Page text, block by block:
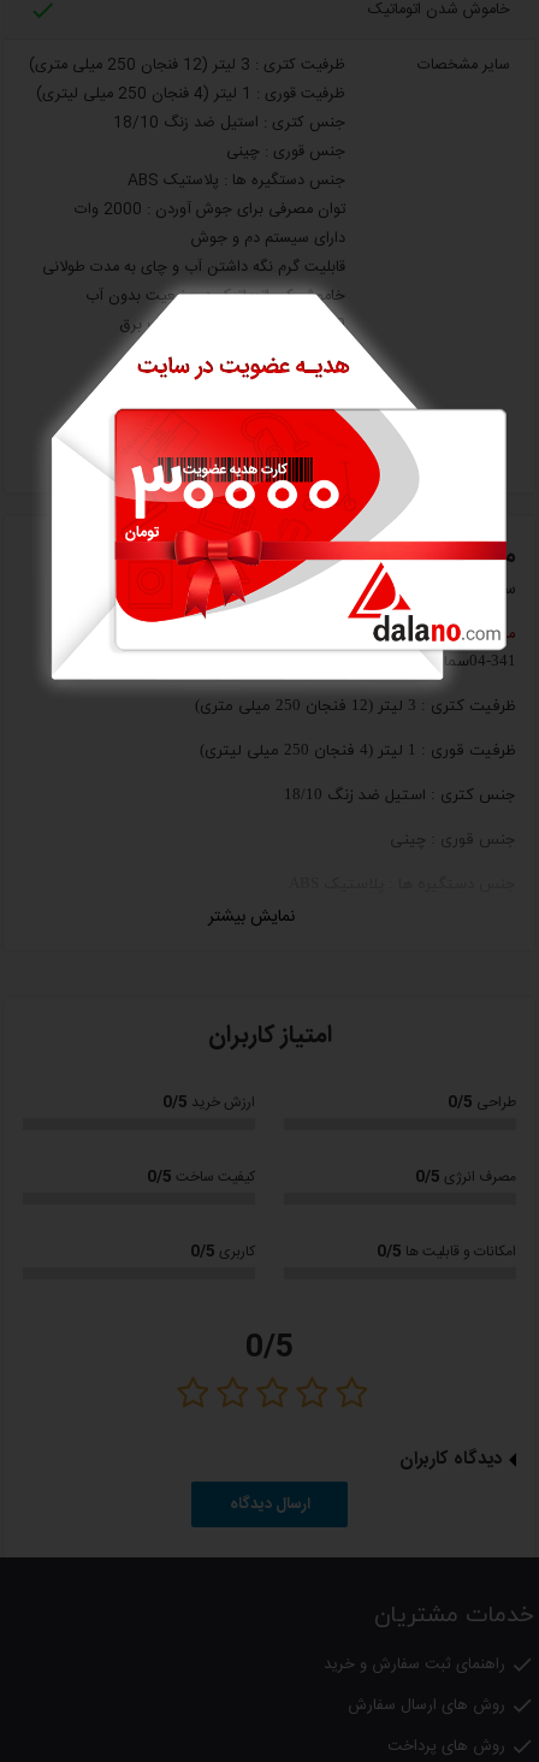
خاموش شدن اتوماتیک 
سایر مشخصات
ظرفیت کتری : 3 لیتر (12 فنجان 250 میلی متری)
ظرفیت قوری : 1 لیتر (4 فنجان 250 میلی لیتری)
جنس کتری : استیل ضد زنگ 18/10
جنس قوری : چینی
جنس دستگیره ها : پلاستیک ABS
توان مصرفی برای جوش آوردن : 2000 وات
دارای سیستم دم و جوش
قابلیت گرم نگه داشتن آب و چای به مدت طولانی
خاموش کن اتوماتیک در وضعیت بدون آب
90 درصد صرفه جویی در مصرف برق
دارای چراغ نشانگر وضعیت
طراحی ارگونومیک دسته ها
امکان مخفی کردن کابل برق
ساخت کشور ترکیه
نمایش بیشتر
معرفی اجمالی
سماور برقی کرکماز مدل A341-02
مشخصات
04-341سماور برقی چای کولیک کرکماز
ظرفیت کتری : 3 لیتر (12 فنجان 250 میلی متری)
ظرفیت قوری : 1 لیتر (4 فنجان 250 میلی لیتری)
جنس کتری : استیل ضد زنگ 18/10
جنس قوری : چینی
90 درصد صرفه جویی در مصرف برق
امکان مخفی کردن کابل برق
کلیه کالاهای عرضه شده در دالانو اصل بوده و دارای گارانتی از شرکتهای معتبر
امتیاز کاربران
طراحی 0/5 ارزش خرید 0/5
مصرف انرژی 0/5 کیفیت ساخت 0/5
امکانات و قابلیت ها 0/5 کاربری 0/5
0/5
دیدگاه کاربران
ارسال دیدگاه
خدمات مشتریان
 راهنمای ثبت سفارش و خرید
 روش های ارسال سفارش
 روش های پرداخت